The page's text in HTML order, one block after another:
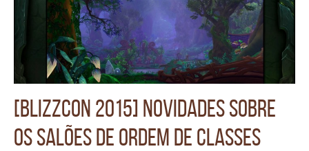
[BLIZZCON 2015] Novidades sobre
os Salões de Ordem de Classes